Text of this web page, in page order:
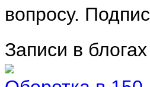
вопросу.
Записи в блогах